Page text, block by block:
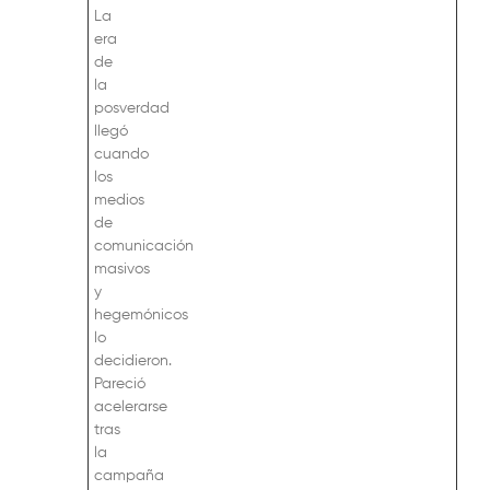
La
era
de
la
posverdad
llegó
cuando
los
medios
de
comunicación
masivos
y
hegemónicos
lo
decidieron.
Pareció
acelerarse
tras
la
campaña